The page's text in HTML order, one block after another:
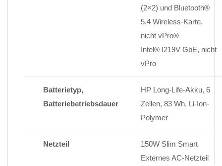
(2×2) und Bluetooth®
5.4 Wireless-Karte,
nicht vPro®
Intel® I219V GbE, nicht
vPro
Batterietyp,
Batteriebetriebsdauer
HP Long-Life-Akku, 6
Zellen, 83 Wh, Li-Ion-
Polymer
Netzteil
150W Slim Smart
Externes AC-Netzteil